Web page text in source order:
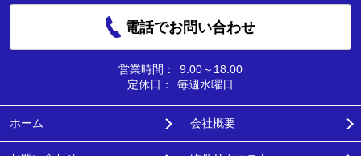
電話でお問い合わせ
営業時間：
9:00～18:00
定休日：
毎週水曜日
ホーム 会社概要